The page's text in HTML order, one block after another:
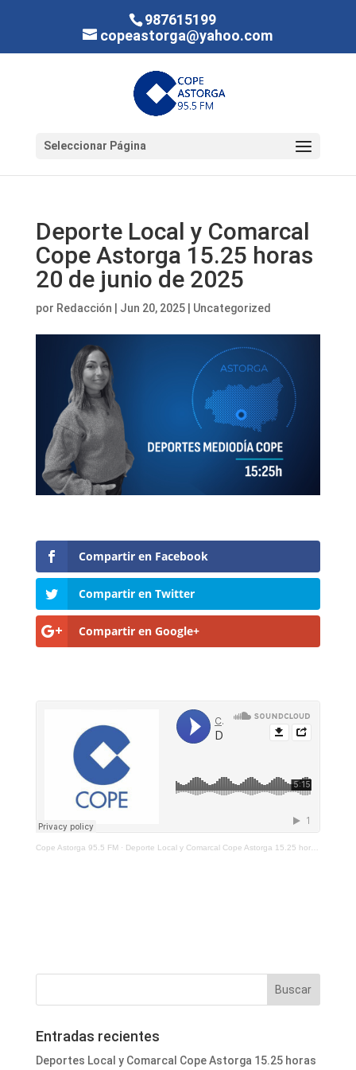
987615199
copeastorga@yahoo.com
Seleccionar Página
Deporte Local y Comarcal
Cope Astorga 15.25 horas
20 de junio de 2025
por Redacción Jun 20, 2025| Uncategorized
Compartir en Facebook
Compartir en Twitter
Compartir en Google+
Cope Astorga 95.5 FM· Deporte Local y Comarcal Cope Astorga 15.25 horas 20 de junio de 2025
Entradas recientes
Deportes Local y Comarcal Cope Astorga 15.25 horas